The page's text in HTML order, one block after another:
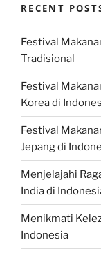
RECENT
Festival
Tradisional
Festival
Korea di
Festival
Jepang di
Menjelajahi
India di
Menikmati
Indonesia